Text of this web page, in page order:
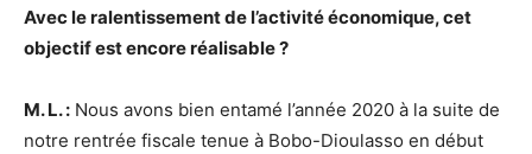
Avec le ralentissement de l’activité économique, cet
objectif est encore réalisable ?
M. L. : Nous avons bien entamé l’année 2020 à la suite de
notre rentrée fiscale tenue à Bobo-Dioulasso en début